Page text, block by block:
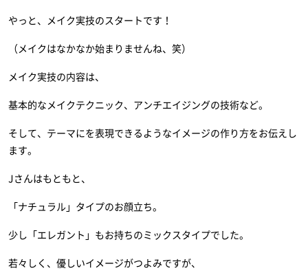
やっと、メイク実技のスタートです！
（メイクはなかなか始まりませんね、笑）
メイク実技の内容は、
基本的なメイクテクニック、アンチエイジングの技術など。
そして、テーマにを表現できるようなイメージの作り方をお伝えし
ます。
Jさんはもともと、
「ナチュラル」タイプのお顔立ち。
少し「エレガント」もお持ちのミックスタイプでした。
若々しく、優しいイメージがつよみですが、